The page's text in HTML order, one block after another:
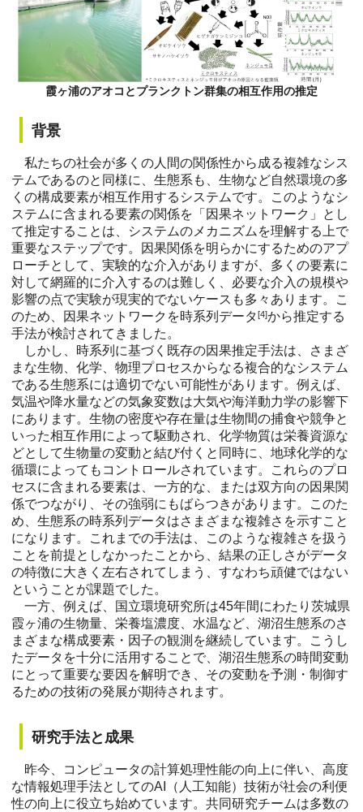
霞ヶ浦のアオコとプランクトン群集の相互作用の推定
背景
私たちの社会が多くの人間の関係性から成る複雑なシス
テムであるのと同様に、生態系も、生物など自然環境の多
くの構成要素が相互作用するシステムです。このようなシ
ステムに含まれる要素の関係を「因果ネットワーク」とし
て推定することは、システムのメカニズムを理解する上で
重要なステップです。因果関係を明らかにするためのアプ
ローチとして、実験的な介入がありますが、多くの要素に
対して網羅的に介入するのは難しく、必要な介入の規模や
影響の点で実験が現実的でないケースも多々あります。こ
のため、因果ネットワークを時系列データ[4]から推定する
手法が検討されてきました。
しかし、時系列に基づく既存の因果推定手法は、さまざ
まな生物、化学、物理プロセスからなる複合的なシステム
である生態系には適切でない可能性があります。例えば、
気温や降水量などの気象変数は大気や海洋動力学の影響下
にあります。生物の密度や存在量は生物間の捕食や競争と
いった相互作用によって駆動され、化学物質は栄養資源な
どとして生物量の変動と結び付くと同時に、地球化学的な
循環によってもコントロールされています。これらのプロ
セスに含まれる要素は、一方的な、または双方向の因果関
係でつながり、その強弱にもばらつきがあります。このた
め、生態系の時系列データはさまざまな複雑さを示すこと
になります。これまでの手法は、このような複雑さを扱う
ことを前提としなかったことから、結果の正しさがデータ
の特徴に大きく左右されてしまう、すなわち頑健ではない
ということが課題でした。
一方、例えば、国立環境研究所は45年間にわたり茨城県
霞ヶ浦の生物量、栄養塩濃度、水温など、湖沼生態系のさ
まざまな構成要素・因子の観測を継続しています。こうし
たデータを十分に活用することで、湖沼生態系の時間変動
にとって重要な要因を解明でき、その変動を予測・制御す
るための技術の発展が期待されます。
研究手法と成果
昨今、コンピュータの計算処理性能の向上に伴い、高度
な情報処理手法としてのAI（人工知能）技術が社会の利便
性の向上に役立ち始めています。共同研究チームは多数の